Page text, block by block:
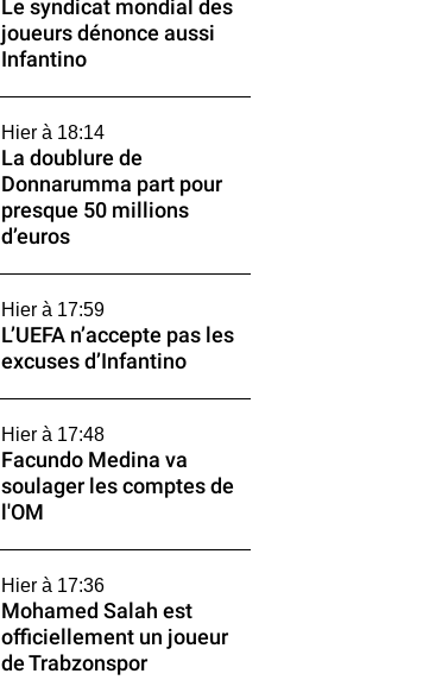
Le syndicat mondial des
joueurs dénonce aussi
Infantino
Hier à 18:14
La doublure de
Donnarumma part pour
presque 50 millions
d’euros
Hier à 17:59
L’UEFA n’accepte pas les
excuses d’Infantino
Hier à 17:48
Facundo Medina va
soulager les comptes de
l'OM
Hier à 17:36
Mohamed Salah est
officiellement un joueur
de Trabzonspor